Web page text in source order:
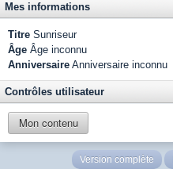
Mes informations
Titre Sunriseur
Âge Âge inconnu
Anniversaire Anniversaire inconnu
Contrôles utilisateur
Mon contenu
Version complète